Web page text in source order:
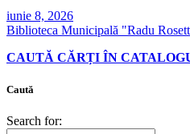
iunie 8, 2026
Biblioteca Municipală "Radu
CAUTĂ CĂRȚI ÎN
Caută
Search for: